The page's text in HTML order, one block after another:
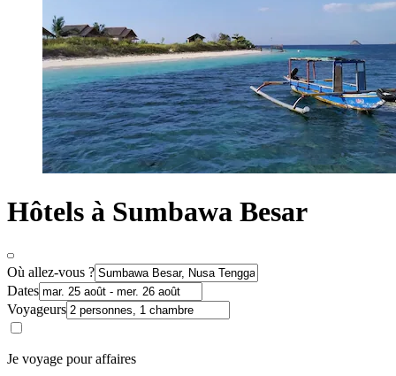
Hôtels à Sumbawa Besar
Où allez-vous ?
Dates
Voyageurs
Je voyage pour affaires